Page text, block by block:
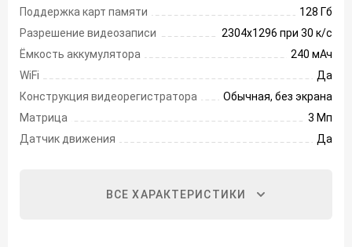
Поддержка карт памяти
128 Гб
Разрешение видеозаписи
2304х1296 при 30 к/с
Ёмкость аккумулятора
240 мАч
WiFi
Да
Конструкция видеорегистратора
Обычная, без экрана
Матрица
3 Мп
Датчик движения
Да
ВСЕ ХАРАКТЕРИСТИКИ